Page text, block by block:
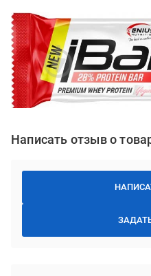
Написать отзыв о